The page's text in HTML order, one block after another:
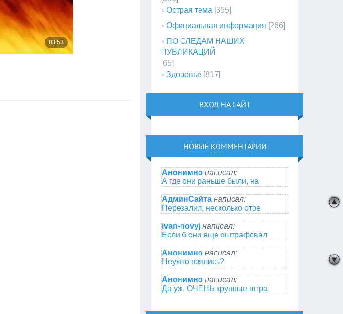
Острая тема [355]
Официальная информация [266]
ПО СЛЕДАМ НАШИХ
ПУБЛИКАЦИЙ
[65]
Здоровье [817]
ВХОД НА САЙТ
НОВЫЕ КОММЕНТАРИИ
Анонимно написал:
А где они раньше были, на
АдминСайта написал:
Перезалил, несколько отре
ivan-novyj написал:
Если б они еще оштрафовал
Анонимно написал:
Неужто взялись?
Анонимно написал:
Да уж, ОЧЕНЬ крупные штра